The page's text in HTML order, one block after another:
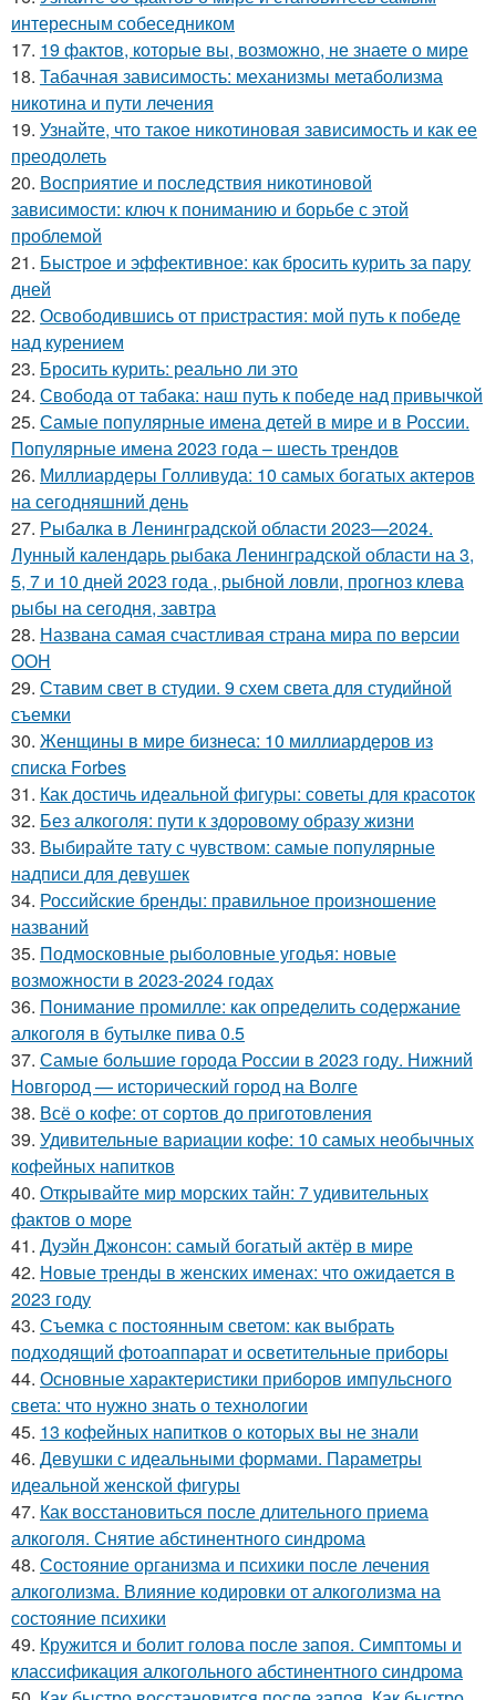
интересным собеседником
17. 19 фактов, которые вы, возможно, не знаете о мире
18. Табачная зависимость: механизмы метаболизма
никотина и пути лечения
19. Узнайте, что такое никотиновая зависимость и как ее
преодолеть
20. Восприятие и последствия никотиновой
зависимости: ключ к пониманию и борьбе с этой
проблемой
21. Быстрое и эффективное: как бросить курить за пару
дней
22. Освободившись от пристрастия: мой путь к победе
над курением
23. Бросить курить: реально ли это
24. Свобода от табака: наш путь к победе над привычкой
25. Самые популярные имена детей в мире и в России.
Популярные имена 2023 года – шесть трендов
26. Миллиардеры Голливуда: 10 самых богатых актеров
на сегодняшний день
27. Рыбалка в Ленинградской области 2023—2024.
Лунный календарь рыбака Ленинградской области на 3,
5, 7 и 10 дней 2023 года , рыбной ловли, прогноз клева
рыбы на сегодня, завтра
28. Названа самая счастливая страна мира по версии
ООН
29. Ставим свет в студии. 9 схем света для студийной
съемки
30. Женщины в мире бизнеса: 10 миллиардеров из
списка Forbes
31. Как достичь идеальной фигуры: советы для красоток
32. Без алкоголя: пути к здоровому образу жизни
33. Выбирайте тату с чувством: самые популярные
надписи для девушек
34. Российские бренды: правильное произношение
названий
35. Подмосковные рыболовные угодья: новые
возможности в 2023-2024 годах
36. Понимание промилле: как определить содержание
алкоголя в бутылке пива 0.5
37. Самые большие города России в 2023 году. Нижний
Новгород — исторический город на Волге
38. Всё о кофе: от сортов до приготовления
39. Удивительные вариации кофе: 10 самых необычных
кофейных напитков
40. Открывайте мир морских тайн: 7 удивительных
фактов о море
41. Дуэйн Джонсон: самый богатый актёр в мире
42. Новые тренды в женских именах: что ожидается в
2023 году
43. Съемка с постоянным светом: как выбрать
подходящий фотоаппарат и осветительные приборы
44. Основные характеристики приборов импульсного
света: что нужно знать о технологии
45. 13 кофейных напитков о которых вы не знали
46. Девушки с идеальными формами. Параметры
идеальной женской фигуры
47. Как восстановиться после длительного приема
алкоголя. Снятие абстинентного синдрома
48. Состояние организма и психики после лечения
алкоголизма. Влияние кодировки от алкоголизма на
состояние психики
49. Кружится и болит голова после запоя. Симптомы и
классификация алкогольного абстинентного синдрома